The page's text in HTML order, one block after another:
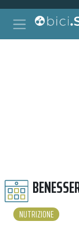
Vai al contenuto
Navigazione
Ricerca per:
NUTRIZIONE